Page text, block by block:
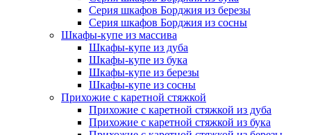
Серия шкафов Борджия из березы
Серия шкафов Борджия из сосны
Шкафы-купе из массива
Шкафы-купе из дуба
Шкафы-купе из бука
Шкафы-купе из березы
Шкафы-купе из сосны
Прихожие с каретной стяжкой
Прихожие с каретной стяжкой из дуба
Прихожие с каретной стяжкой из бука